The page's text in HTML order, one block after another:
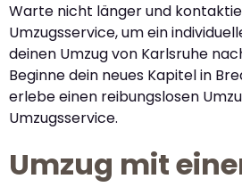
Warte nicht länger und
Umzugsservice, um ein
deinen Umzug von Karlsruhe
Beginne dein neues Kapitel in
erlebe einen reibungslosen
Umzugsservice.
Umzug mit